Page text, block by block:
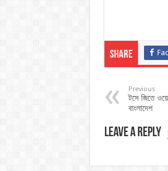
Share
Previous
টসে জিতে
বাংলাদেশ
Leave a Reply